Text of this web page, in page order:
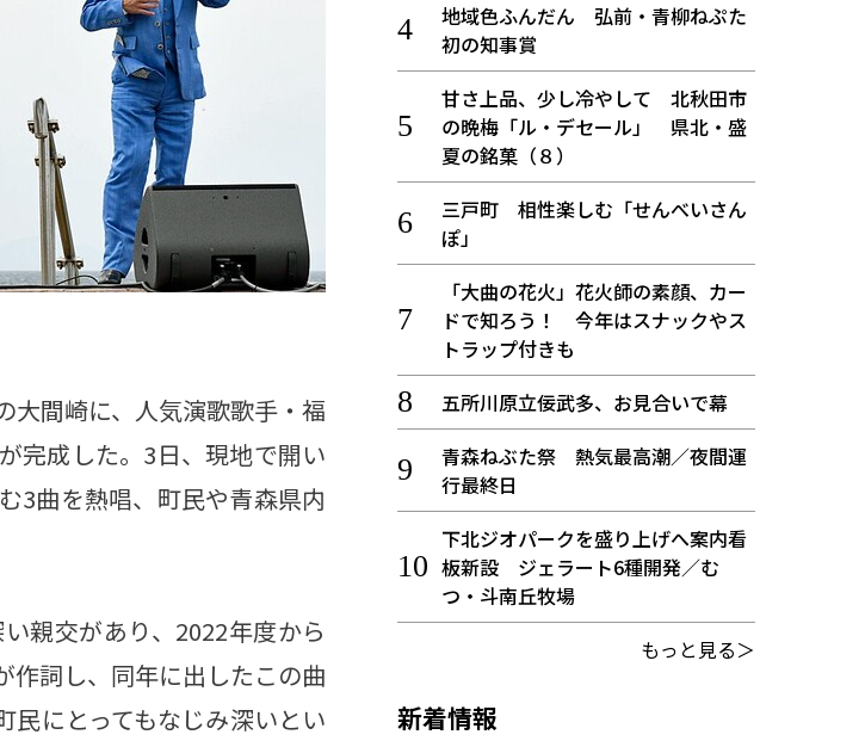
間崎に、人気演歌歌手・福
完成した。3日、現地で開い
3曲を熱唱、町民や青森県内
親交があり、2022年度から
作詞し、同年に出したこの曲
民にとってもなじみ深いとい
地域色ふんだん 弘前・青柳ねぷた
初の知事賞
甘さ上品、少し冷やして 北秋田市
の晩梅「ル・デセール」 県北・盛
夏の銘菓（８）
三戸町 相性楽しむ「せんべいさん
ぽ」
「大曲の花火」花火師の素顔、カー
ドで知ろう！ 今年はスナックやス
トラップ付きも
五所川原立佞武多、お見合いで幕
青森ねぶた祭 熱気最高潮／夜間運
行最終日
下北ジオパークを盛り上げへ案内看
板新設 ジェラート6種開発／む
つ・斗南丘牧場
もっと見る＞
新着情報